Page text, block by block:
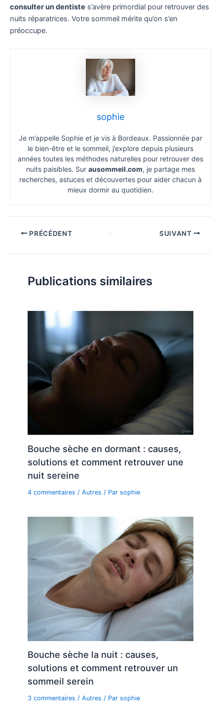
consulter un dentiste s’avère primordial pour retrouver des
nuits réparatrices. Votre sommeil mérite qu’on s’en
préoccupe.
sophie
Je m’appelle Sophie et je vis à Bordeaux. Passionnée par
le bien-être et le sommeil, j’explore depuis plusieurs
années toutes les méthodes naturelles pour retrouver des
nuits paisibles. Sur ausommeil.com, je partage mes
recherches, astuces et découvertes pour aider chacun à
mieux dormir au quotidien.
PRÉCÉDENT SUIVANT
Publications similaires
Bouche sèche en dormant : causes,
solutions et comment retrouver une
nuit sereine
4 commentaires /Autres / Parsophie
Bouche sèche la nuit : causes,
solutions et comment retrouver un
sommeil serein
3 commentaires /Autres / Parsophie